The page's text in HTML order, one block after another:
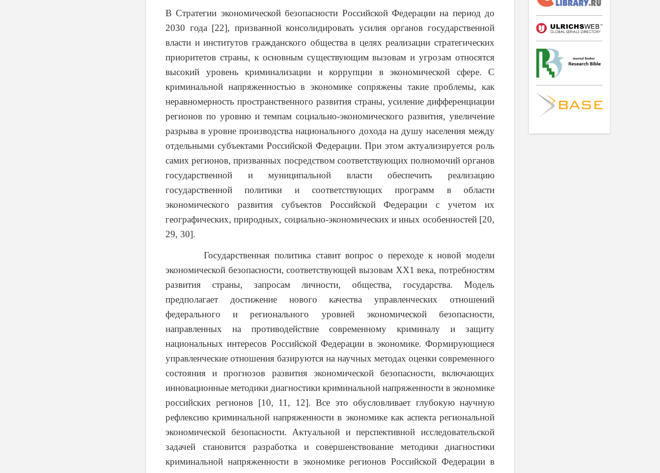
В Стратегии экономической безопасности Российской Федерации на период до
2030 года [22], призванной консолидировать усилия органов государственной
власти и институтов гражданского общества в целях реализации стратегических
приоритетов страны, к основным существующим вызовам и угрозам относятся
высокий уровень криминализации и коррупции в экономической сфере. С
криминальной напряженностью в экономике сопряжены такие проблемы, как
неравномерность пространственного развития страны, усиление дифференциации
регионов по уровню и темпам социально-экономического развития, увеличение
разрыва в уровне производства национального дохода на душу населения между
отдельными субъектами Российской Федерации. При этом актуализируется роль
самих регионов, призванных посредством соответствующих полномочий органов
государственной и муниципальной власти обеспечить реализацию
государственной политики и соответствующих программ в области
экономического развития субъектов Российской Федерации с учетом их
географических, природных, социально-экономических и иных особенностей [20,
29, 30].
Государственная политика ставит вопрос о переходе к новой модели
экономической безопасности, соответствующей вызовам ХХ1 века, потребностям
развития страны, запросам личности, общества, государства. Модель
предполагает достижение нового качества управленческих отношений
федерального и регионального уровней экономической безопасности,
направленных на противодействие современному криминалу и защиту
национальных интересов Российской Федерации в экономике. Формирующиеся
управленческие отношения базируются на научных методах оценки современного
состояния и прогнозов развития экономической безопасности, включающих
инновационные методики диагностики криминальной напряженности в экономике
российских регионов [10, 11, 12]. Все это обусловливает глубокую научную
рефлексию криминальной напряженности в экономике как аспекта региональной
экономической безопасности. Актуальной и перспективной исследовательской
задачей становится разработка и совершенствование методики диагностики
криминальной напряженности в экономике регионов Российской Федерации в